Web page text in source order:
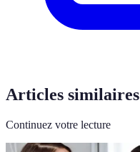
Articles similaires
Continuez votre lecture